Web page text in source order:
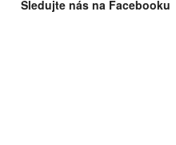
Sledujte nás na Facebooku